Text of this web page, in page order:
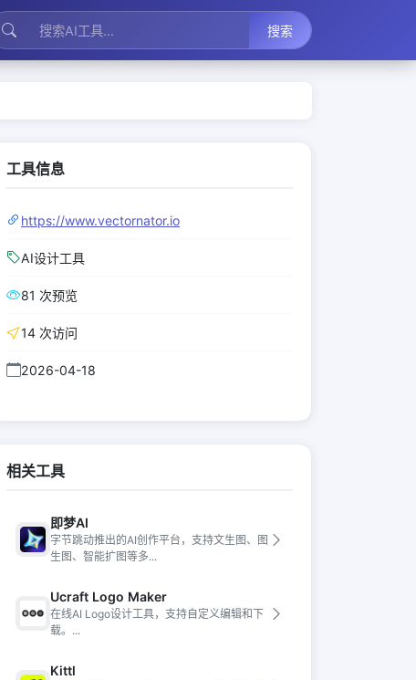
搜索
工具信息
https://www.vectornator.io
AI设计工具
81 次预览
14 次访问
2026-04-18
相关工具
即梦AI
字节跳动推出的AI创作平台，支持文生图、图
生图、智能扩图等多...
Ucraft Logo Maker
在线AI Logo设计工具，支持自定义编辑和下
载。...
Kittl